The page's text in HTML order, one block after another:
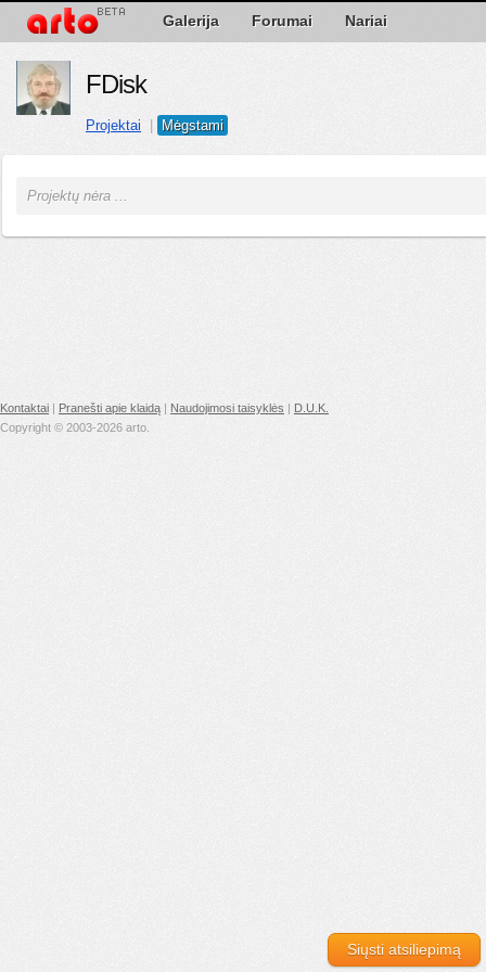
Galerija Forumai Nariai
Siųsti atsiliepimą
FDisk
Projektai Mėgstami
Projektų nėra ...
Kontaktai | Pranešti apie klaidą | Naudojimosi taisyklės | D.U.K.
Copyright © 2003-2026 arto.